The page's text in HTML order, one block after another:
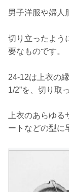
男子洋服や婦人
切り立ったよう
要なものです。
24‐12は上衣の
1/2”を、切り取
上衣のあらゆ
ートなどの型に